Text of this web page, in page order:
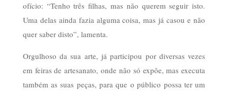
ofício: “Tenho três filhas, mas não querem seguir isto.
Uma delas ainda fazia alguma coisa, mas já casou e não
quer saber disto”, lamenta.
Orgulhoso da sua arte, já participou por diversas vezes
em feiras de artesanato, onde não só expõe, mas executa
também as suas peças, para que o público possa ter um